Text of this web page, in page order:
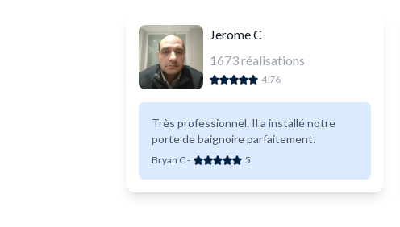
Jerome C
1673réalisations
4.76
Très professionnel. Il a installé notre
porte de baignoire parfaitement.
Bryan C- 5